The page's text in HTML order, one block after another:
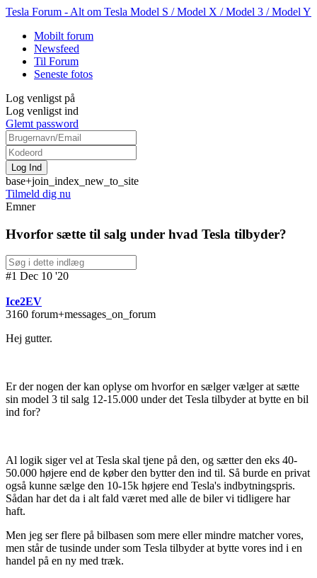
Tesla Forum - Alt om Tesla Model S / Model X / Model 3 / Model Y
Mobilt forum
Newsfeed
Til Forum
Seneste fotos
Log venligst på
Log venligst ind
Glemt password
base+join_index_new_to_site
Tilmeld dig nu
Emner
Hvorfor sætte til salg under hvad Tesla tilbyder?
#1 Dec 10 '20
Ice2EV
3160 forum+messages_on_forum
Hej gutter.
Er der nogen der kan oplyse om hvorfor en sælger vælger at sætte
sin model 3 til salg 12-15.000 under det Tesla tilbyder at bytte en bil
ind for?
Al logik siger vel at Tesla skal tjene på den, og sætter den eks 40-
50.000 højere end de køber den bytter den ind til. Så burde en privat
også kunne sælge den 10-15k højere end Tesla's indbytningspris.
Sådan har det da i alt fald været med alle de biler vi tidligere har
haft.
Men jeg ser flere på bilbasen som mere eller mindre matcher vores,
men står de tusinde under som Tesla tilbyder at bytte vores ind i en
handel på en ny med træk.